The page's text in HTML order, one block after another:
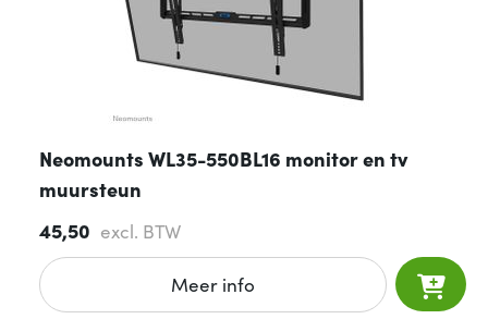
Neomounts WL35-550BL16 monitor en tv
muursteun
45,50 excl. BTW
Meer info